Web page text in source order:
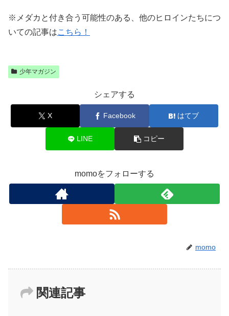
※メダカと付き合う可能性のある、他のヒロインたちにつ
いての記事はこちら！
少年マガジン
シェアする
X Facebook はてブ
LINE コピー
momoをフォローする
momo
関連記事